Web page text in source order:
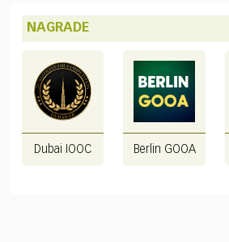
NAGRADE
Dubai IOOC Berlin GOOA